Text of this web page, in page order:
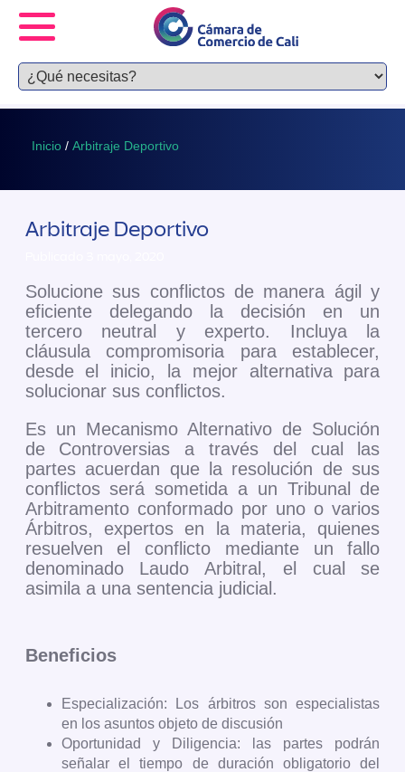
Inicio / Arbitraje Deportivo
Arbitraje Deportivo
Solucione sus conflictos de manera ágil y
eficiente delegando la decisión en un
tercero neutral y experto. Incluya la
cláusula compromisoria para establecer,
desde el inicio, la mejor alternativa para
solucionar sus conflictos.
Es un Mecanismo Alternativo de Solución
de Controversias a través del cual las
partes acuerdan que la resolución de sus
conflictos será sometida a un Tribunal de
Arbitramento conformado por uno o varios
Árbitros, expertos en la materia, quienes
resuelven el conflicto mediante un fallo
denominado Laudo Arbitral, el cual se
asimila a una sentencia judicial.
Beneficios
Especialización: Los árbitros son especialistas
en los asuntos objeto de discusión
Oportunidad y Diligencia: las partes podrán
señalar el tiempo de duración obligatorio del